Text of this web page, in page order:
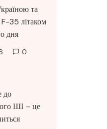
та
35 літаком
дня
0
до
ШІ – це